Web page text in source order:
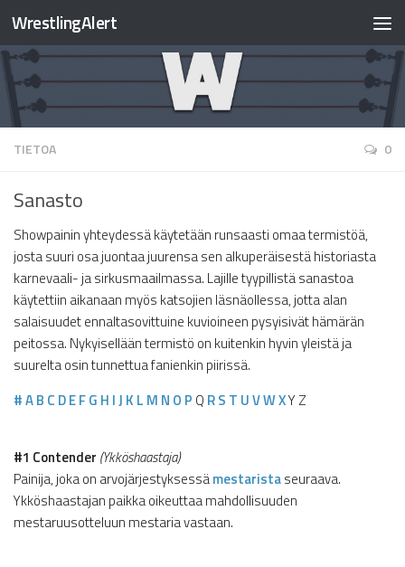
WrestlingAlert
TIETOA 0
Sanasto
Showpainin yhteydessä käytetään runsaasti omaa termistöä,
josta suuri osa juontaa juurensa sen alkuperäisestä historiasta
karnevaali- ja sirkusmaailmassa. Lajille tyypillistä sanastoa
käytettiin aikanaan myös katsojien läsnäollessa, jotta alan
salaisuudet ennaltasovittuine kuvioineen pysyisivät hämärän
peitossa. Nykyisellään termistö on kuitenkin hyvin yleistä ja
suurelta osin tunnettua fanienkin piirissä.
#AB C DEFG H IJ K L M N O P Q RS T UVWXY Z
#1 Contender (Ykköshaastaja)
Painija, joka on arvojärjestyksessämestaristaseuraava.
Ykköshaastajan paikka oikeuttaa mahdollisuuden
mestaruusotteluun mestaria vastaan.